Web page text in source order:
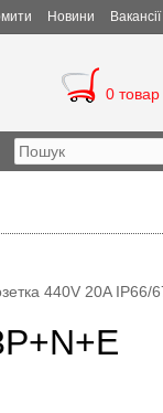
Новини Вакансії
0 товар
440V 20A IP66/